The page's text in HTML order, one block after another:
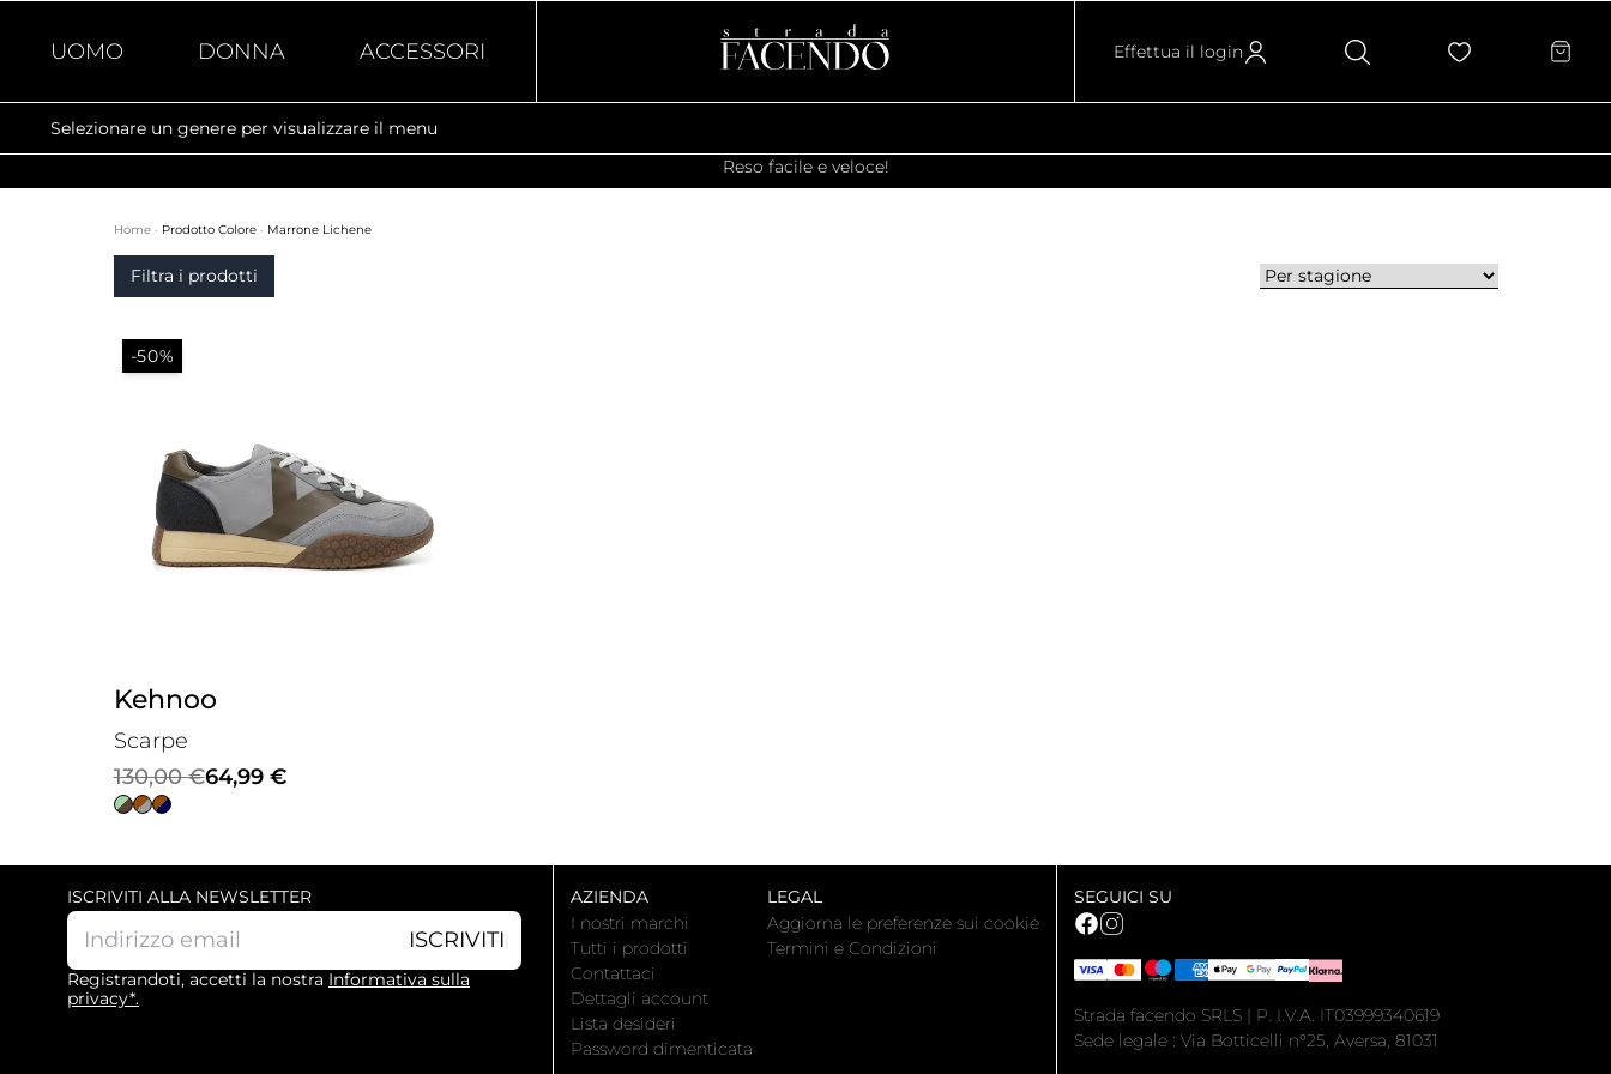
UOMO DONNA ACCESSORI Effettua il login
Selezionare un genere per visualizzare il menu
Reso facile e veloce!
Home · Prodotto Colore · Marrone Lichene
Filtra i prodotti
-50%
Kehnoo
Scarpe
130,00€
Il
prezzo
130,00 €.
64,99 €
Il
prezzo
64,99 €.
ISCRIVITI ALLA NEWSLETTER
ISCRIVITI
Registrandoti, accetti la nostra Informativa sulla
privacy*.
AZIENDA
I nostri marchi
Tutti i prodotti
Contattaci
Dettagli account
Lista desideri
Password dimenticata
LEGAL
Aggiorna le preferenze sui cookie
Termini e Condizioni
SEGUICI SU
Strada facendo SRLS | P. I.V.A. IT03999340619
Sede legale : Via Botticelli n°25, Aversa, 81031